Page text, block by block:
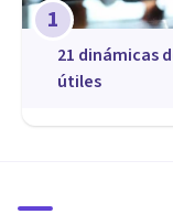
1
21 dinámicas
útiles